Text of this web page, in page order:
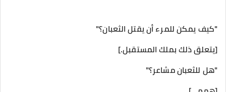
"كيف يمكن للمرء أن يقتل الثعبان؟"
[يتعلق ذلك بملك المستقبل.]
"هل للثعبان مشاعر؟"